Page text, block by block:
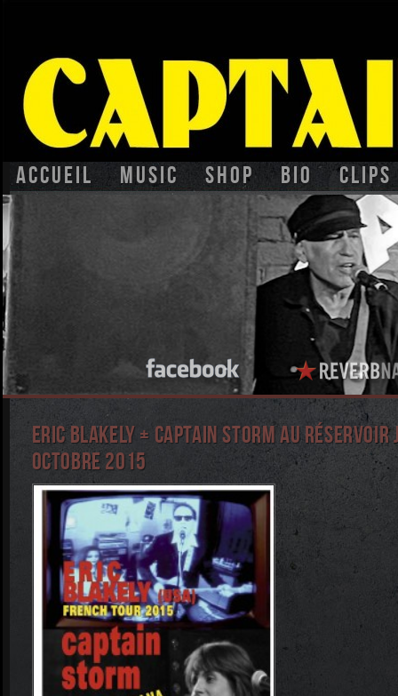
Accueil Music Shop BIO
Eric Blakely + Captain Storm au Réservoir
octobre 2015